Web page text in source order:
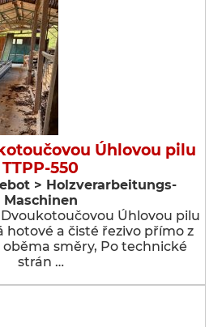
Úhlovou pilu
TTPP-550
> Holzverarbeitungs-
Maschinen
Úhlovou pilu
hotové a čisté řezivo přímo z
směry, Po technické
strán …